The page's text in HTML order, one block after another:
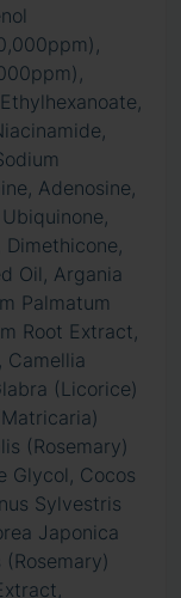
Adenosine,
Oil, Argania
Palmatum
Root Extract,
Camellia
(Licorice)
(Rosemary)
Glycol, Cocos
Sylvestris
Japonica